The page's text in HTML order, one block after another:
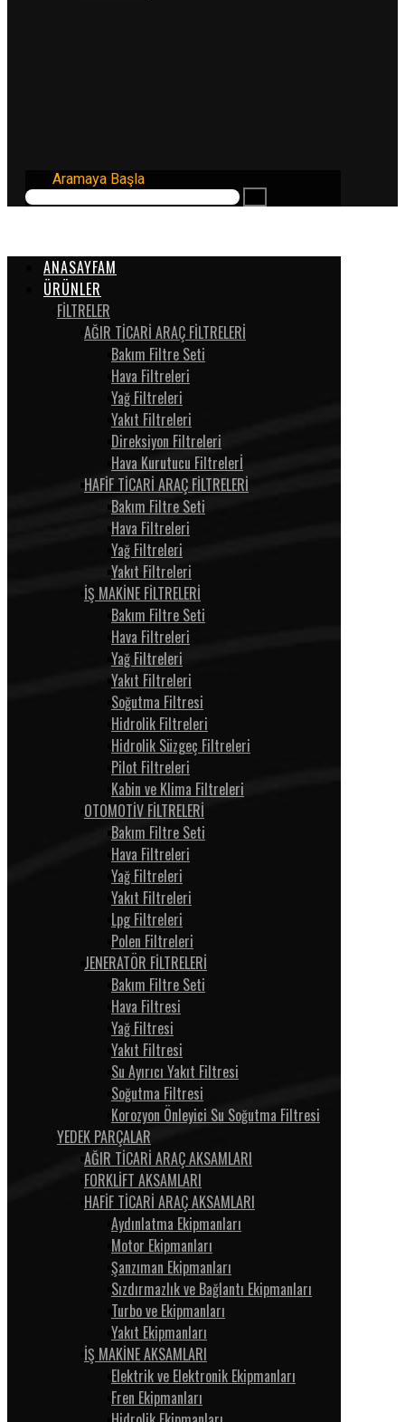
Aramaya Başla
ANASAYFAM
ÜRÜNLER
FİLTRELER
AĞIR TİCARİ ARAÇ FİLTRELERİ
Bakım Filtre Seti
Hava Filtreleri
Yağ Filtreleri
Yakıt Filtreleri
Direksiyon Filtreleri
Hava Kurutucu Filtrelerİ
HAFİF TİCARİ ARAÇ FİLTRELERİ
Bakım Filtre Seti
Hava Filtreleri
Yağ Filtreleri
Yakıt Filtreleri
İŞ MAKİNE FİLTRELERİ
Bakım Filtre Seti
Hava Filtreleri
Yağ Filtreleri
Yakıt Filtreleri
Soğutma Filtresi
Hidrolik Filtreleri
Hidrolik Süzgeç Filtreleri
Pilot Filtreleri
Kabin ve Klima Filtreleri
OTOMOTİV FİLTRELERİ
Bakım Filtre Seti
Hava Filtreleri
Yağ Filtreleri
Yakıt Filtreleri
Lpg Filtreleri
Polen Filtreleri
JENERATÖR FİLTRELERİ
Bakım Filtre Seti
Hava Filtresi
Yağ Filtresi
Yakıt Filtresi
Su Ayırıcı Yakıt Filtresi
Soğutma Filtresi
Korozyon Önleyici Su Soğutma Filtresi
YEDEK PARÇALAR
AĞIR TİCARİ ARAÇ AKSAMLARI
FORKLİFT AKSAMLARI
HAFİF TİCARİ ARAÇ AKSAMLARI
Aydınlatma Ekipmanları
Motor Ekipmanları
Şanzıman Ekipmanları
Sızdırmazlık ve Bağlantı Ekipmanları
Turbo ve Ekipmanları
Yakıt Ekipmanları
İŞ MAKİNE AKSAMLARI
Elektrik ve Elektronik Ekipmanları
Fren Ekipmanları